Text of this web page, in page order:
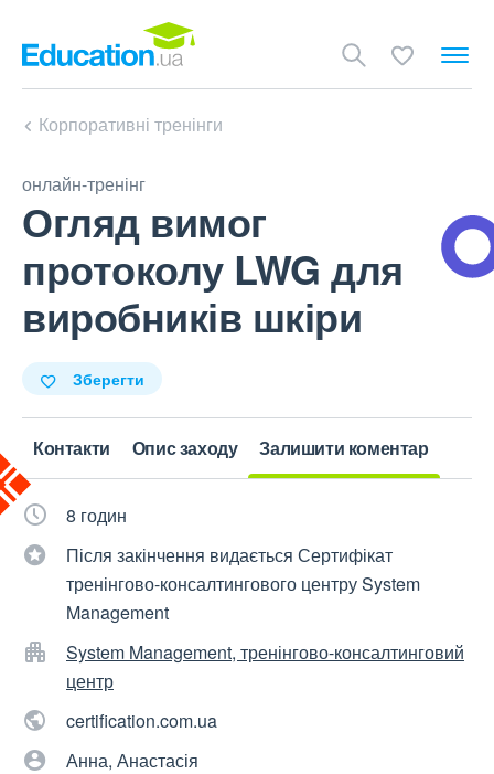
Корпоративні тренінги
онлайн-тренінг
Огляд вимог
протоколу LWG для
виробників шкіри
Зберегти
Контакти Опис заходу Залишити коментар
8 годин
Після закінчення видається Сертифікат
тренінгово-консалтингового центру System
Management
System Management, тренінгово-консалтинговий
центр
certification.com.ua
Анна, Анастасія